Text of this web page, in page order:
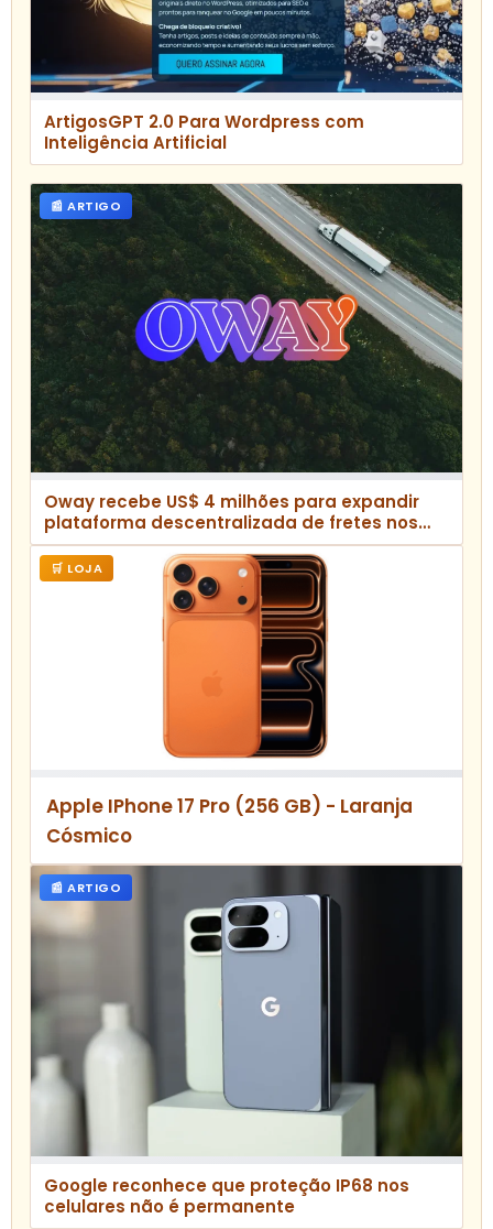
ArtigosGPT 2.0 Para Wordpress com
Inteligência Artificial
📰 ARTIGO
Oway recebe US$ 4 milhões para expandir
plataforma descentralizada de fretes nos
EUA
🛒 LOJA
Apple IPhone 17 Pro (256 GB) - Laranja
Cósmico
📰 ARTIGO
Google reconhece que proteção IP68 nos
celulares não é permanente